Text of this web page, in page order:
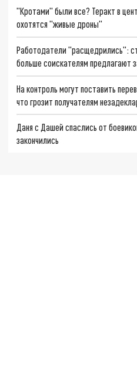
"Кротами" были все? Теракт в
охотятся "живые дроны"
Работодатели "расщедрились":
больше соискателям предлагают
На контроль могут поставить
что грозит получателям
Даня с Дашей спаслись от
закончились